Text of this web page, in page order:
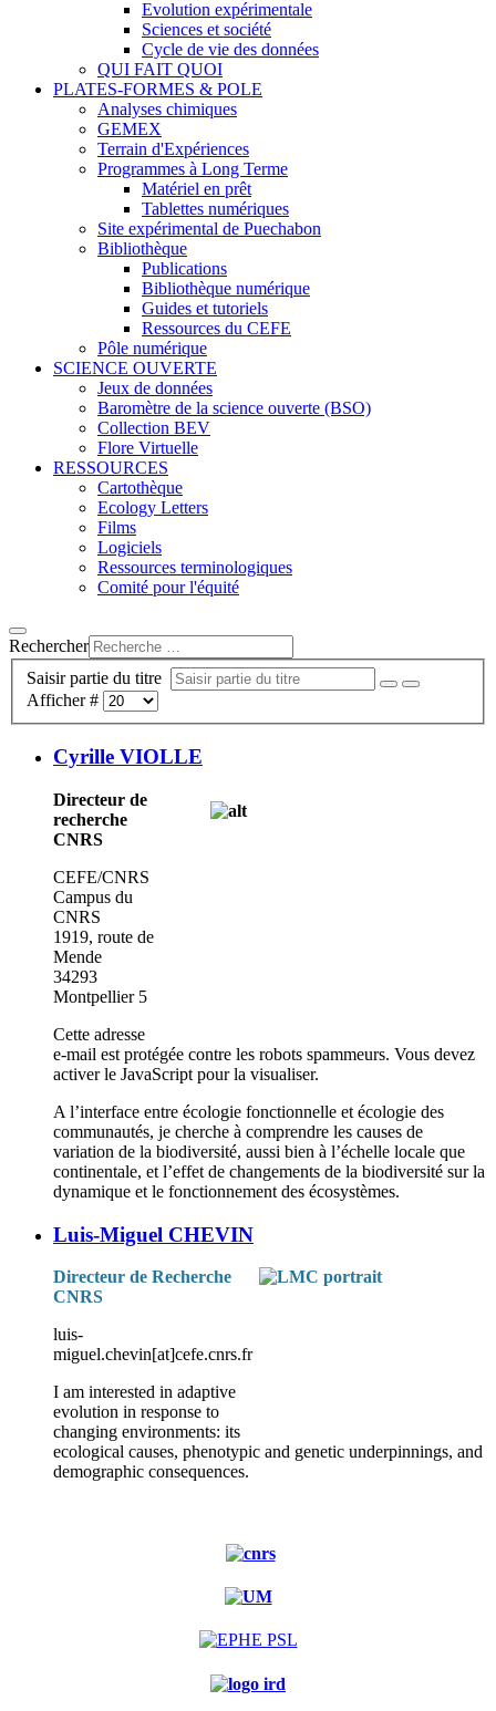
Evolution expérimentale
Sciences et société
Cycle de vie des données
QUI FAIT QUOI
PLATES-FORMES & POLE
Analyses chimiques
GEMEX
Terrain d'Expériences
Programmes à Long Terme
Matériel en prêt
Tablettes numériques
Site expérimental de Puechabon
Bibliothèque
Publications
Bibliothèque numérique
Guides et tutoriels
Ressources du CEFE
Pôle numérique
SCIENCE OUVERTE
Jeux de données
Baromètre de la science ouverte (BSO)
Collection BEV
Flore Virtuelle
RESSOURCES
Cartothèque
Ecology Letters
Films
Logiciels
Ressources terminologiques
Comité pour l'équité
Rechercher
Saisir partie du titre
Afficher #
Cyrille VIOLLE
Directeur de
recherche
CNRS
CEFE/CNRS
Campus du
CNRS
1919, route de
Mende
34293
Montpellier 5
Cette adresse
e-mail est protégée contre les robots spammeurs. Vous devez
activer le JavaScript pour la visualiser.
A l’interface entre écologie fonctionnelle et écologie des
communautés, je cherche à comprendre les causes de
variation de la biodiversité, aussi bien à l’échelle locale que
continentale, et l’effet de changements de la biodiversité sur la
dynamique et le fonctionnement des écosystèmes.
Luis-Miguel CHEVIN
Directeur de Recherche
CNRS
luis-
miguel.chevin[at]cefe.cnrs.fr
I am interested in adaptive
evolution in response to
changing environments: its
ecological causes, phenotypic and genetic underpinnings, and
demographic consequences.